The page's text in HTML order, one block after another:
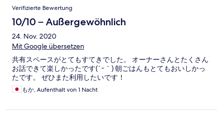
Verifizierte Bewertung
10/10 – Außergewöhnlich
24. Nov. 2020
Mit Google übersetzen
共有スペースがとてもすてきでした。 オーナーさんとたくさん
お話できて楽しかったです(´ｰ｀) 朝ごはんもとてもおいしかっ
たです。 ぜひまた利用したいです！
もか, Aufenthalt von 1 Nacht